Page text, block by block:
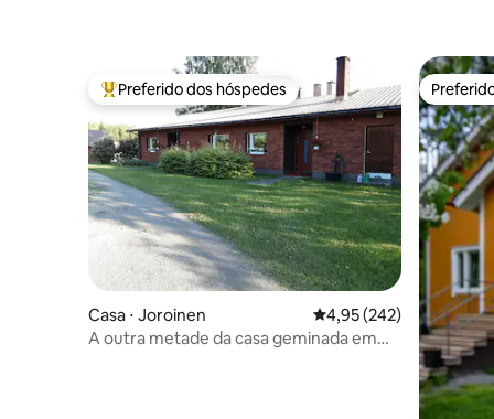
Entre os melhores preferidos dos hóspedes
Preferido dos hóspedes
Casa ⋅ Joroinen 4,95 de uma avaliação
4,95 (242)
A outra metade da casa geminada em